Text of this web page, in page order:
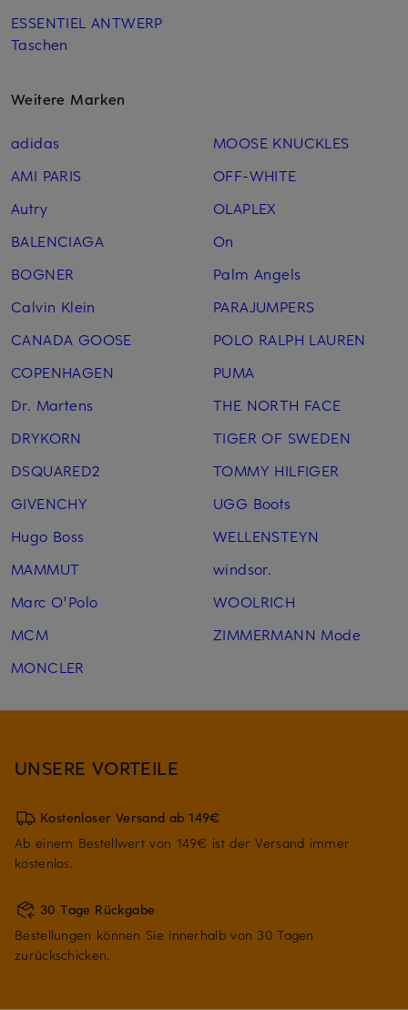
ESSENTIEL ANTWERP
Taschen
Weitere Marken
adidas
AMI PARIS
Autry
BALENCIAGA
BOGNER
Calvin Klein
CANADA GOOSE
COPENHAGEN
Dr. Martens
DRYKORN
DSQUARED2
GIVENCHY
Hugo Boss
MAMMUT
Marc O'Polo
MCM
MONCLER
MOOSE KNUCKLES
OFF-WHITE
OLAPLEX
On
Palm Angels
PARAJUMPERS
POLO RALPH LAUREN
PUMA
THE NORTH FACE
TIGER OF SWEDEN
TOMMY HILFIGER
UGG Boots
WELLENSTEYN
windsor.
WOOLRICH
ZIMMERMANN Mode
UNSERE VORTEILE
Kostenloser Versand ab 149€
Ab einem Bestellwert von 149€ ist der Versand immer
kostenlos.
30 Tage Rückgabe
Bestellungen können Sie innerhalb von 30 Tagen
zurückschicken.